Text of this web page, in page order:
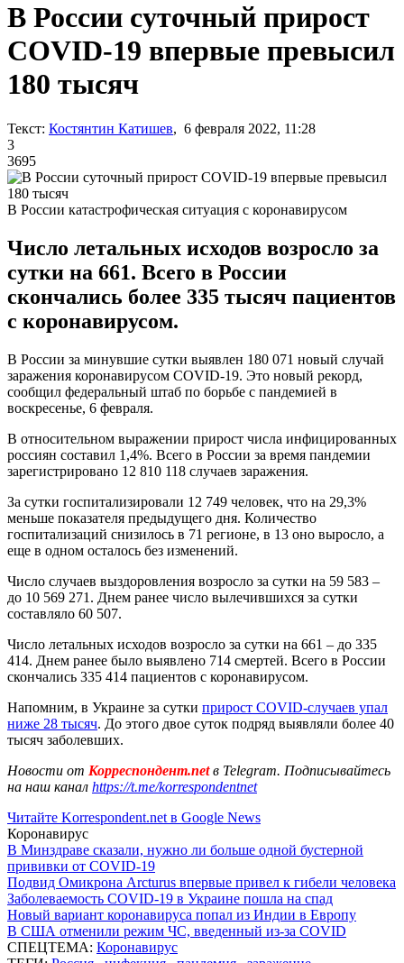
В России суточный прирост
COVID-19 впервые превысил
180 тысяч
Текст: Костянтин Катишев, 6 февраля 2022, 11:28
3
3695
В России катастрофическая ситуация с коронавирусом
Число летальных исходов возросло за
сутки на 661. Всего в России
скончались более 335 тысяч пациентов
с коронавирусом.
В России за минувшие сутки выявлен 180 071 новый случай
заражения коронавирусом COVID-19. Это новый рекорд,
сообщил федеральный штаб по борьбе с пандемией в
воскресенье, 6 февраля.
В относительном выражении прирост числа инфицированных
россиян составил 1,4%. Всего в России за время пандемии
зарегистрировано 12 810 118 случаев заражения.
За сутки госпитализировали 12 749 человек, что на 29,3%
меньше показателя предыдущего дня. Количество
госпитализаций снизилось в 71 регионе, в 13 оно выросло, а
еще в одном осталось без изменений.
Число случаев выздоровления возросло за сутки на 59 583 –
до 10 569 271. Днем ранее число вылечившихся за сутки
составляло 60 507.
Число летальных исходов возросло за сутки на 661 – до 335
414. Днем ранее было выявлено 714 смертей. Всего в России
скончались 335 414 пациентов с коронавирусом.
Напомним, в Украине за сутки прирост COVID-случаев упал
ниже 28 тысяч. До этого двое суток подряд выявляли более 40
тысяч заболевших.
Новости от Корреспондент.netв Telegram. Подписывайтесь
на наш канал https://t.me/korrespondentnet
Читайте Korrespondent.net в Google News
Коронавирус
В Минздраве сказали, нужно ли больше одной бустерной
прививки от COVID-19
Подвид Омикрона Arcturus впервые привел к гибели человека
Заболеваемость COVID-19 в Украине пошла на спад
Новый вариант коронавируса попал из Индии в Европу
В США отменили режим ЧС, введенный из-за COVID
СПЕЦТЕМА: Коронавирус